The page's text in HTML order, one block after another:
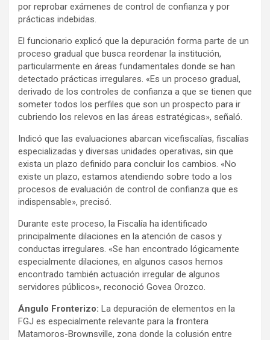
por reprobar exámenes de control de confianza y por
prácticas indebidas.
El funcionario explicó que la depuración forma parte de un
proceso gradual que busca reordenar la institución,
particularmente en áreas fundamentales donde se han
detectado prácticas irregulares. «Es un proceso gradual,
derivado de los controles de confianza a que se tienen que
someter todos los perfiles que son un prospecto para ir
cubriendo los relevos en las áreas estratégicas», señaló.
Indicó que las evaluaciones abarcan vicefiscalías, fiscalías
especializadas y diversas unidades operativas, sin que
exista un plazo definido para concluir los cambios. «No
existe un plazo, estamos atendiendo sobre todo a los
procesos de evaluación de control de confianza que es
indispensable», precisó.
Durante este proceso, la Fiscalía ha identificado
principalmente dilaciones en la atención de casos y
conductas irregulares. «Se han encontrado lógicamente
especialmente dilaciones, en algunos casos hemos
encontrado también actuación irregular de algunos
servidores públicos», reconoció Govea Orozco.
Ángulo Fronterizo: La depuración de elementos en la
FGJ es especialmente relevante para la frontera
Matamoros-Brownsville, zona donde la colusión entre